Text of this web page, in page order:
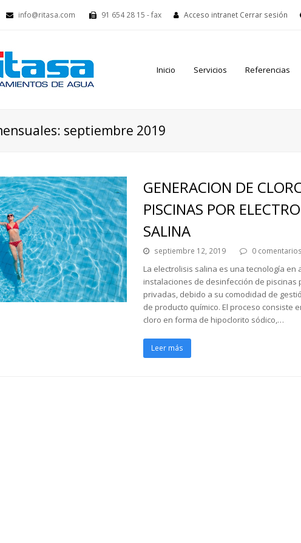
info@ritasa.com 91 654 28 15 - fax Acceso intranet Cerrar sesión
Inicio Servicios Referencias
septiembre 2019
GENERACION DE
PISCINAS POR
SALINA
septiembre 12, 2019 0 comentarios
La electrolisis salina es una tecnología en
instalaciones de desinfección de piscinas
privadas, debido a su comodidad de
de producto químico. El proceso consiste
cloro en forma de hipoclorito sódico,…
Leer más